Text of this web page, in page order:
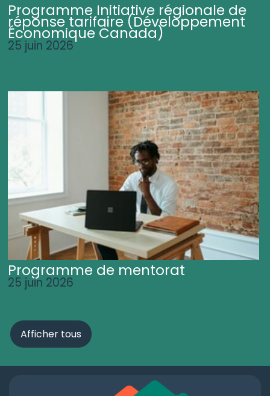
Programme Initiative régionale de
réponse tarifaire (Développement
Économique Canada)
25 juin 2026
Programme de mentorat
25 juin 2026
Afficher tous